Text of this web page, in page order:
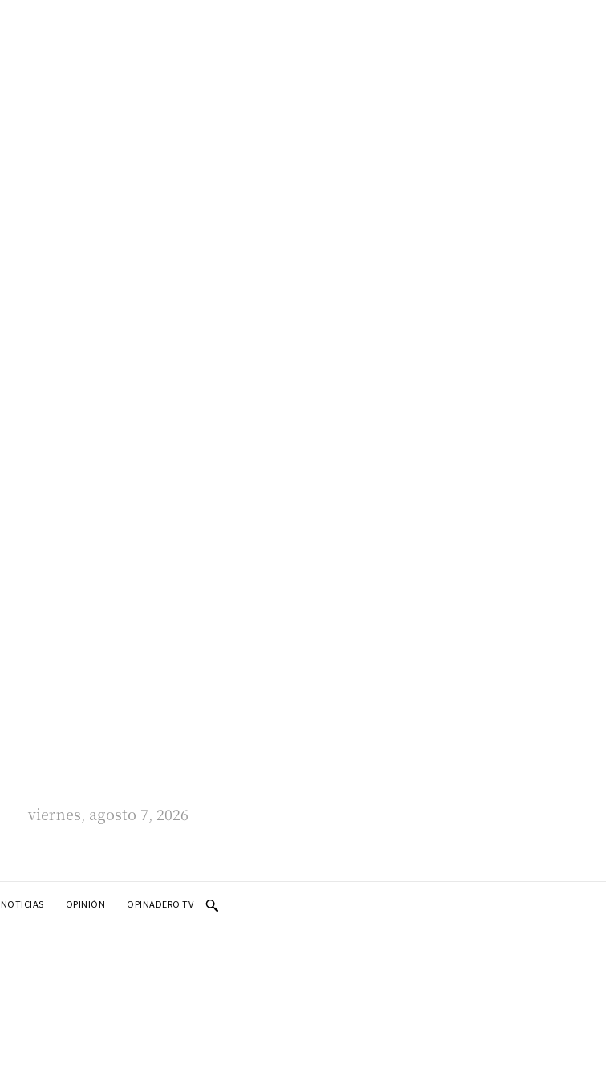
viernes, agosto 7, 2026
NOTICIAS OPINIÓN OPINADERO TV